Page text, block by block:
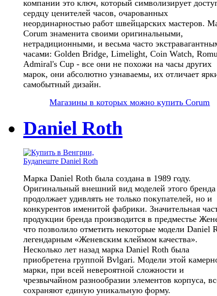
компании это ключ, который символизирует
сердцу ценителей часов, очарованных
неординарностью работ швейцарских мастеров.
Corum знаменита своими оригинальными,
нетрадиционными, и весьма часто
часами: Golden Bridge, Limelight, Coin Watch,
Admiral's Cup - все они не похожи на часы других
марок, они абсолютно узнаваемы, их отличает
самобытный дизайн.
Магазины в которых можно купить Corum
Daniel Roth
Марка Daniel Roth была создана в 1989 году.
Оригинальный внешний вид моделей этого бренда
продолжает удивлять не только покупателей, но и
конкурентов именитой фабрики. Значительная
продукции бренда производится в предместье
что позволило отметить некоторые модели Daniel
легендарным «Женевским клеймом качества».
Несколько лет назад марка Daniel Roth была
приобретена группой Bvlgari. Модели этой
марки, при всей невероятной сложности и
чрезвычайном разнообразии элементов корпуса,
сохраняют единую уникальную форму.